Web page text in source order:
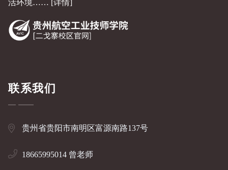
活环境…… [详情]
联系我们
贵州省贵阳市南明区富源南路137号
18665995014 曾老师